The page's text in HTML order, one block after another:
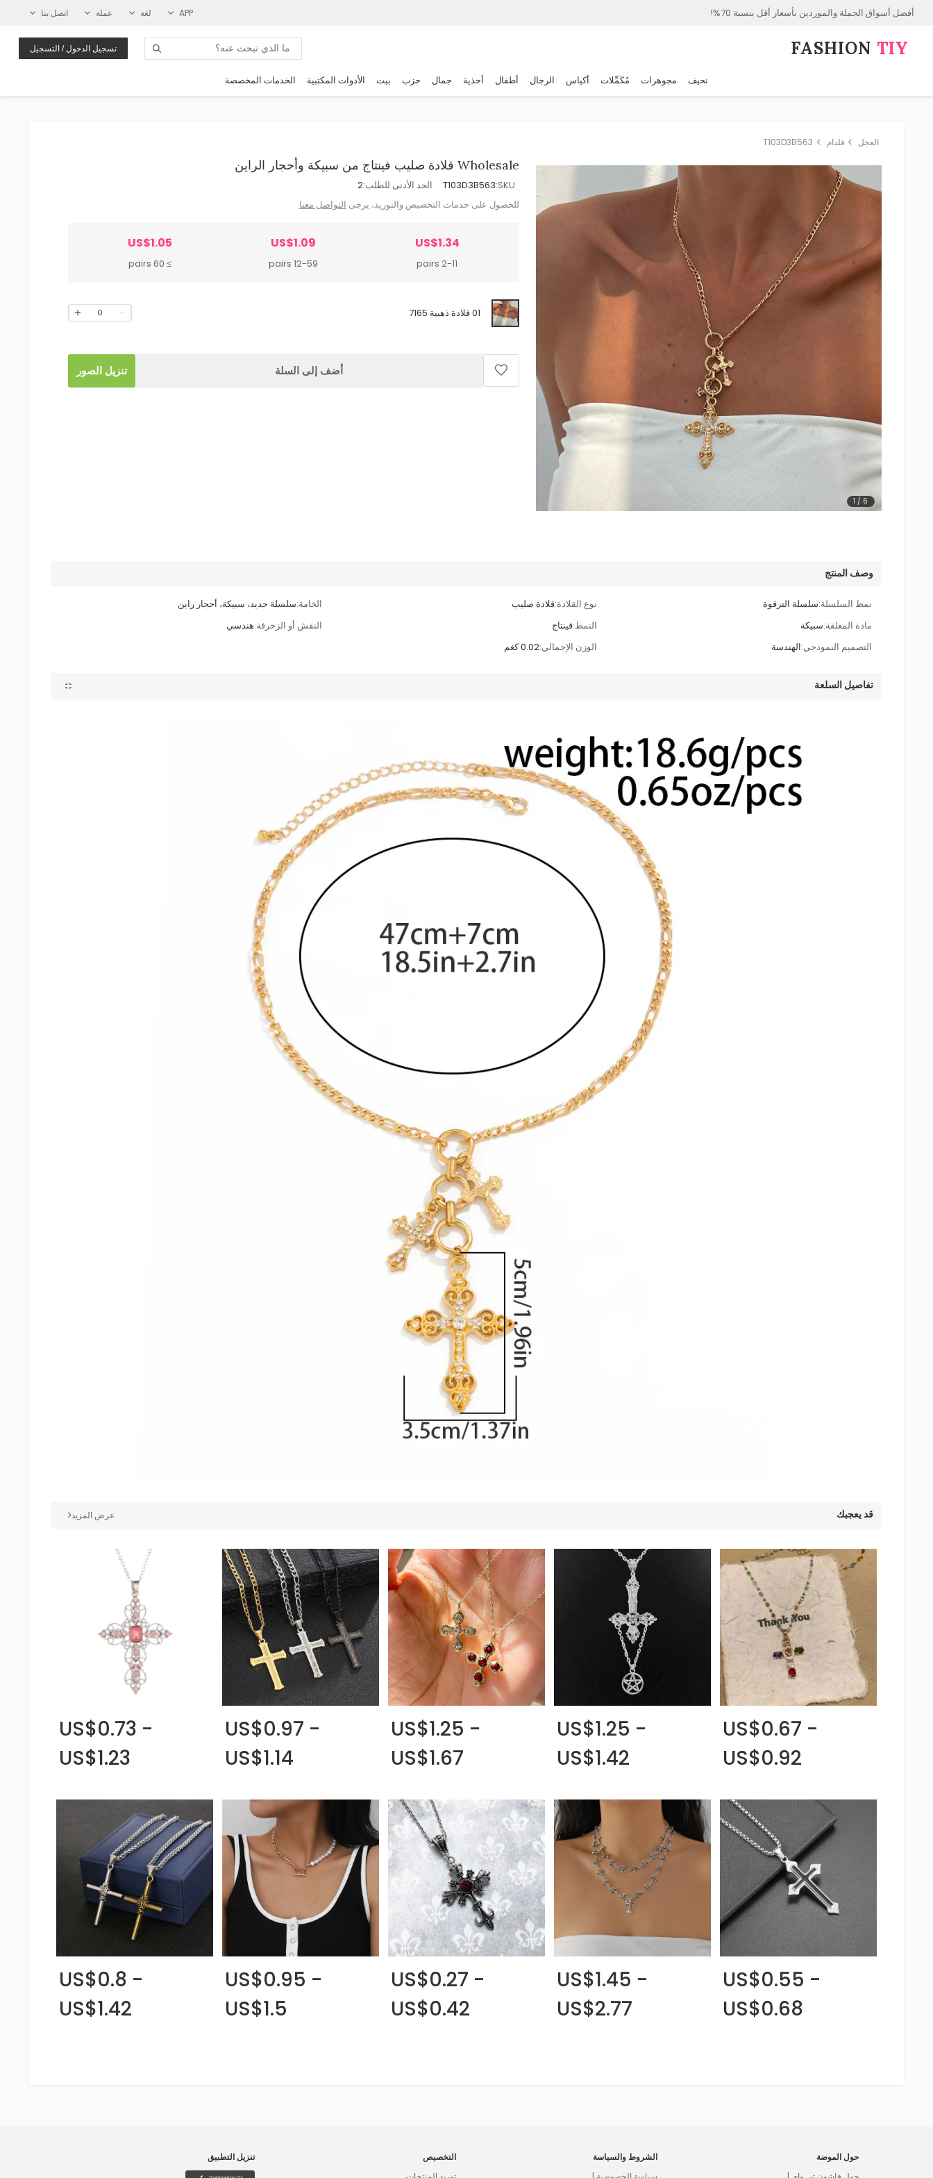
أفضل أسواق الجملة والموردين بأسعار أقل بنسبة 70%! APP لغة عملة اتصل بنا
FASHION⁠ TIY تسجيل الدخول / التسجيل
نحيف مجوهرات مُكَمِّلات أكياس الرجال أطفال أحذية جمال حزب بيت الأدوات المكتبية الخدمات المخصصة
العجل قلدام T103D3B563
1 / 6
Wholesale قلادة صليب فينتاج من سبيكة وأحجار الراين
SKU:
T103D3B563 الحد الأدنى للطلب:2
للحصول على خدمات التخصيص والتوريد، يرجى التواصل معنا
US$1.34
2-11 pairs
US$1.09
12-59 pairs
US$1.05
≥ 60 pairs
01 قلادة ذهبية 7165 0
أضف إلى السلة تنزيل الصور
وصف المنتج
نمط السلسلة:سلسلة الترقوة نوع القلادة:قلادة صليب الخامة:سلسلة حديد، سبيكة، أحجار راين
مادة المعلقة:سبيكة النمط:فينتاج النقش أو الزخرفة:هندسي
التصميم النموذجي:الهندسة الوزن الإجمالي:0.02 كغم
تفاصيل السلعة
قد يعجبك عرض المزيد
US$0.67 -
US$0.92
US$1.25 -
US$1.42
US$1.25 -
US$1.67
US$0.97 -
US$1.14
US$0.73 -
US$1.23
US$0.55 -
US$0.68
US$1.45 -
US$2.77
US$0.27 -
US$0.42
US$0.95 -
US$1.5
US$0.8 -
US$1.42
حول الموضة الشروط والسياسة التخصيص تنزيل التطبيق